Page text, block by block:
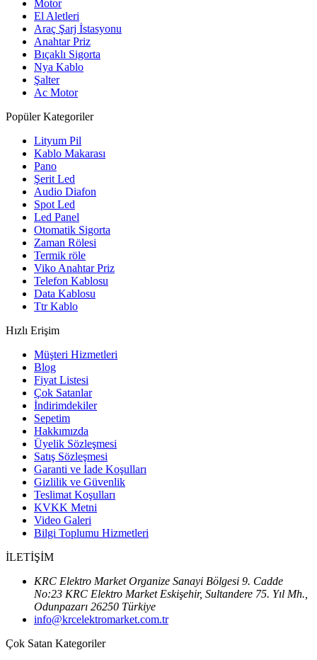
Motor
El Aletleri
Araç Şarj İstasyonu
Anahtar Priz
Bıçaklı Sigorta
Nya Kablo
Şalter
Ac Motor
Popüler Kategoriler
Lityum Pil
Kablo Makarası
Pano
Şerit Led
Audio Diafon
Spot Led
Led Panel
Otomatik Sigorta
Zaman Rölesi
Termik röle
Viko Anahtar Priz
Telefon Kablosu
Data Kablosu
Ttr Kablo
Hızlı Erişim
Müşteri Hizmetleri
Blog
Fiyat Listesi
Çok Satanlar
İndirimdekiler
Sepetim
Hakkımızda
Üyelik Sözleşmesi
Satış Sözleşmesi
Garanti ve İade Koşulları
Gizlilik ve Güvenlik
Teslimat Koşulları
KVKK Metni
Video Galeri
Bilgi Toplumu Hizmetleri
İLETİŞİM
KRC Elektro Market Organize Sanayi Bölgesi 9. Cadde
No:23 KRC Elektro Market Eskişehir, Sultandere 75. Yıl Mh.,
Odunpazarı 26250 Türkiye
info@krcelektromarket.com.tr
Çok Satan Kategoriler